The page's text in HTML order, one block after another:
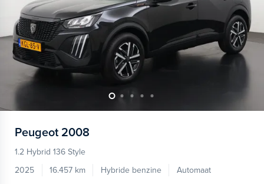
Peugeot 2008
1.2 Hybrid 136 Style
2025
16.457 km Hybride benzine
Automaat